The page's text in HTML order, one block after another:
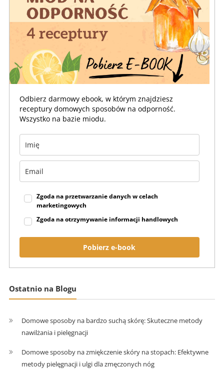
Odbierz darmowy ebook, w którym znajdziesz
receptury domowych sposobów na odporność.
Wszystko na bazie miodu.
Zgoda na przetwarzanie danych w celach
marketingowych
Zgoda na otrzymywanie informacji handlowych
Pobierz e-book
Ostatnio na Blogu
Domowe sposoby na bardzo suchą skórę: Skuteczne metody
nawilżania i pielęgnacji
Domowe sposoby na zmiękczenie skóry na stopach: Efektywne
metody pielęgnacji i ulgi dla zmęczonych nóg